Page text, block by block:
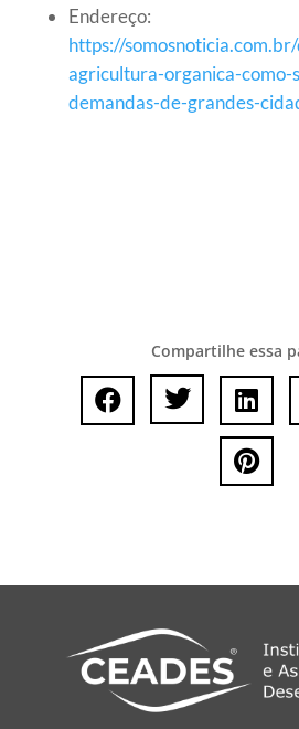
Endereço:
https://
agricultura-organica-como-
demandas-de-grandes-
Compartilhe essa
  
